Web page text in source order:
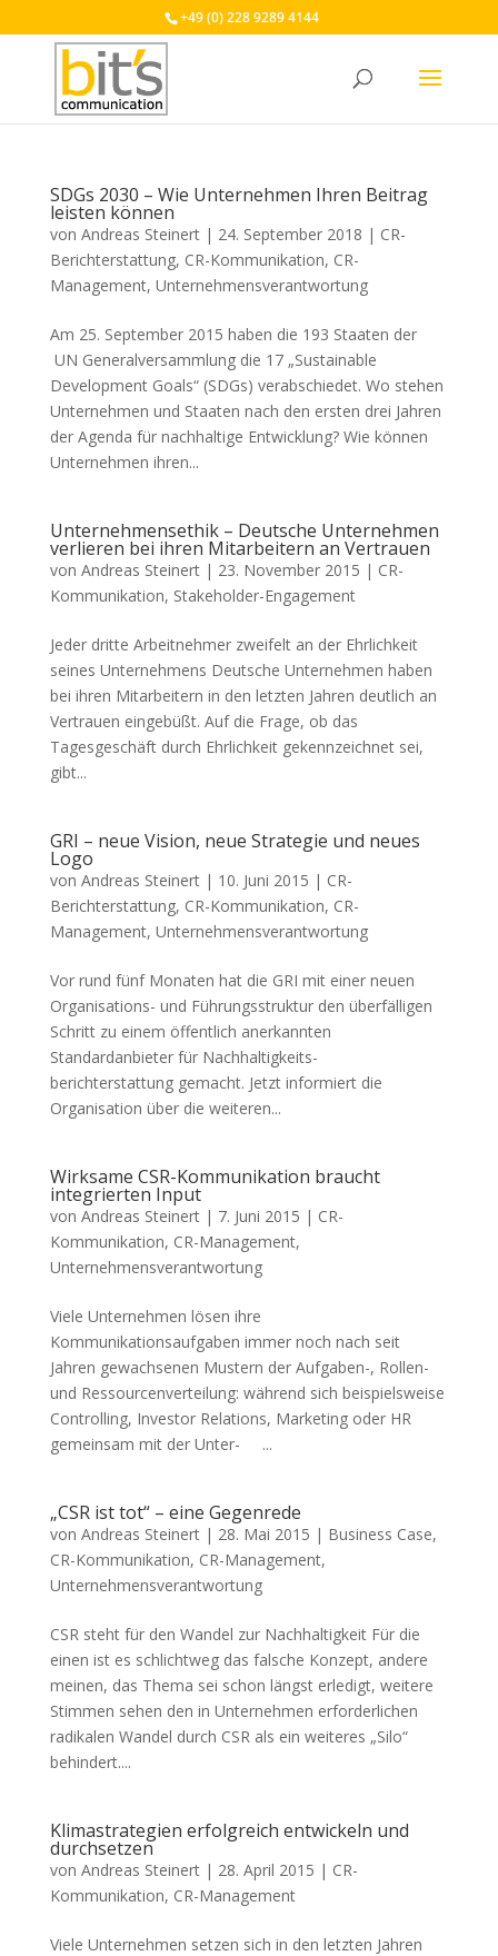
+49 (0) 228 9289 4144
SDGs 2030 – Wie Unternehmen Ihren Beitrag
leisten können
von Andreas Steinert| 24. September 2018 | CR-
Berichterstattung, CR-Kommunikation, CR-
Management, Unternehmensverantwortung
Am 25. September 2015 haben die 193 Staaten der
UN Generalversammlung die 17 „Sustainable
Development Goals“ (SDGs) verabschiedet. Wo stehen
Unternehmen und Staaten nach den ersten drei Jahren
der Agenda für nachhaltige Entwicklung? Wie können
Unternehmen ihren...
Unternehmensethik – Deutsche Unternehmen
verlieren bei ihren Mitarbeitern an Vertrauen
von Andreas Steinert| 23. November 2015 | CR-
Kommunikation, Stakeholder-Engagement
Jeder dritte Arbeitnehmer zweifelt an der Ehrlichkeit
seines Unternehmens Deutsche Unternehmen haben
bei ihren Mitarbeitern in den letzten Jahren deutlich an
Vertrauen eingebüßt. Auf die Frage, ob das
Tagesgeschäft durch Ehrlichkeit gekennzeichnet sei,
gibt...
GRI – neue Vision, neue Strategie und neues
Logo
von Andreas Steinert| 10. Juni 2015 | CR-
Berichterstattung, CR-Kommunikation, CR-
Management, Unternehmensverantwortung
Vor rund fünf Monaten hat die GRI mit einer neuen
Organisations- und Führungsstruktur den überfälligen
Schritt zu einem öffentlich anerkannten
Standardanbieter für Nachhaltigkeits-
berichterstattung gemacht. Jetzt informiert die
Organisation über die weiteren...
Wirksame CSR-Kommunikation braucht
integrierten Input
von Andreas Steinert| 7. Juni 2015 | CR-
Kommunikation, CR-Management,
Unternehmensverantwortung
Viele Unternehmen lösen ihre
Kommunikationsaufgaben immer noch nach seit
Jahren gewachsenen Mustern der Aufgaben-, Rollen-
und Ressourcenverteilung: während sich beispielsweise
Controlling, Investor Relations, Marketing oder HR
gemeinsam mit der Unter- ...
„CSR ist tot“ – eine Gegenrede
von Andreas Steinert| 28. Mai 2015 | Business Case,
CR-Kommunikation, CR-Management,
Unternehmensverantwortung
CSR steht für den Wandel zur Nachhaltigkeit Für die
einen ist es schlichtweg das falsche Konzept, andere
meinen, das Thema sei schon längst erledigt, weitere
Stimmen sehen den in Unternehmen erforderlichen
radikalen Wandel durch CSR als ein weiteres „Silo“
behindert....
Klimastrategien erfolgreich entwickeln und
durchsetzen
von Andreas Steinert| 28. April 2015 | CR-
Kommunikation, CR-Management
Viele Unternehmen setzen sich in den letzten Jahren